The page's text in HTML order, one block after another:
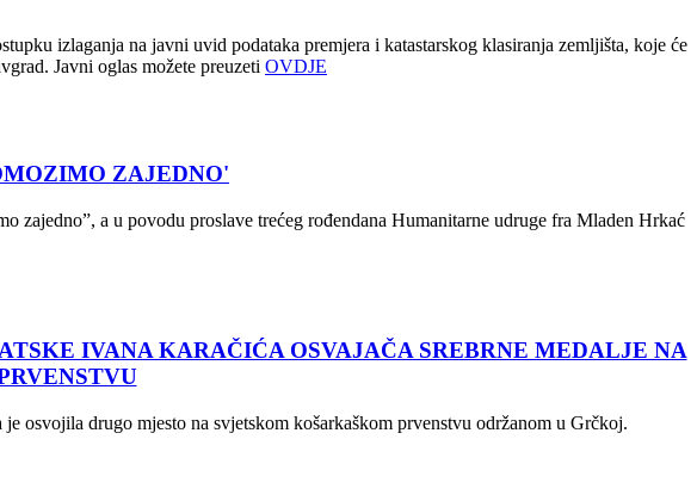
izlaganja na javni uvid podataka premjera i katastarskog klasiranja zemljišta, koje će
Javni oglas možete preuzeti OVDJE
ZAJEDNO'
zajedno”, a u povodu proslave trećeg rođendana Humanitarne udruge fra Mladen Hrkać
IVANA KARAČIĆA OSVAJAČA SREBRNE MEDALJE NA
osvojila drugo mjesto na svjetskom košarkaškom prvenstvu održanom u Grčkoj.